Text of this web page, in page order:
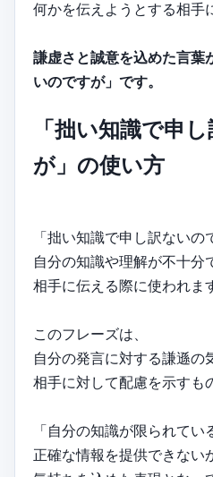
何かを伝えようとする相手
謙虚さと誠意を込めた言葉
いのですが」です。
「拙い知識で申
が」の使い方
「拙い知識で申し訳ないの
自分の知識や理解が不十分
相手に伝える際に使われま
このフレーズは、
自分の発言に対する謙遜の
相手に対して配慮を示すも
「自分の知識が限られてい
正確な情報を提供できない